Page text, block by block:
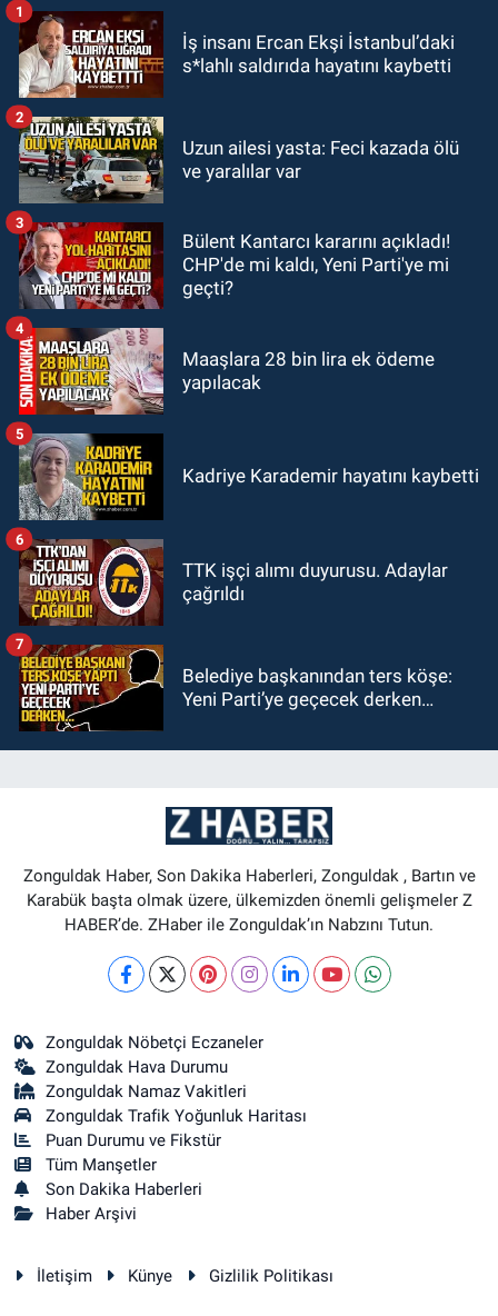
21:12Yönetim kulübü önce borç
batağına soktu şimdi de görevden
20:56Otomobilin çarptığı yaşlı
GÜNDEM
20:46Zonguldak-Düzce yolunda
feci kaza: Çok sayıda yaralı var
İş insanı Ercan Ekşi İstanbul’daki
s*lahlı saldırıda hayatını kaybetti
1
Uzun ailesi yasta: Feci kazada ölü
ve yaralılar var
2
Bülent Kantarcı kararını açıkladı!
CHP'de mi kaldı, Yeni Parti'ye mi
geçti?
3
Maaşlara 28 bin lira ek ödeme
yapılacak
4
Kadriye Karademir hayatını kaybetti
5
TTK işçi alımı duyurusu. Adaylar
çağrıldı
6
Belediye başkanından ters köşe:
Yeni Parti’ye geçecek derken…
7
Zonguldak Haber, Son Dakika Haberleri, Zonguldak , Bartın ve
Karabük başta olmak üzere, ülkemizden önemli gelişmeler Z
HABER’de. ZHaber ile Zonguldak’ın Nabzını Tutun.
Zonguldak Nöbetçi Eczaneler
Zonguldak Hava Durumu
Zonguldak Namaz Vakitleri
Zonguldak Trafik Yoğunluk Haritası
Puan Durumu ve Fikstür
Tüm Manşetler
Son Dakika Haberleri
Haber Arşivi
İletişim Künye Gizlilik Politikası